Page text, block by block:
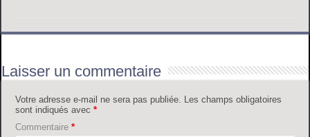
Laisser un commentaire
Votre adresse e-mail ne sera pas publiée.
Les champs obligatoires
sont indiqués avec*
Commentaire*